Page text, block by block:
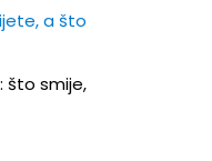
a što
što smije,